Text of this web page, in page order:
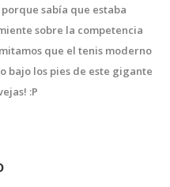
sabía que estaba
sobre la competencia
que el tenis moderno
bajo los pies de este gigante
:P